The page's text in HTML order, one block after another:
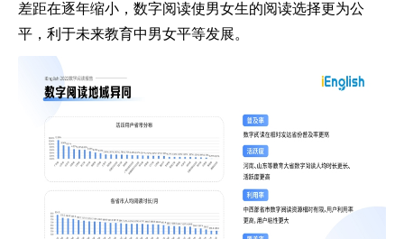
差距在逐年缩小，数字阅读使男女生的阅读选择更为公
平，利于未来教育中男女平等发展。